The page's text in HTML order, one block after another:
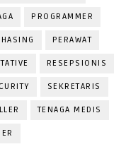
PROGRAMMER
PERAWAT
RESEPSIONIS
SEKRETARIS
TENAGA MEDIS